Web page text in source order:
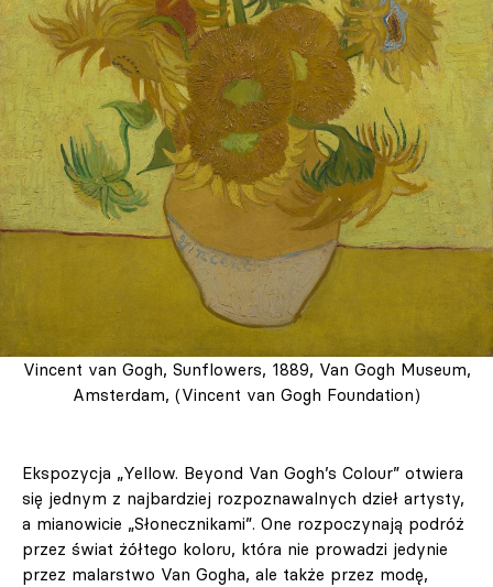
Vincent van Gogh, Sunflowers, 1889, Van Gogh Museum,
Amsterdam, (Vincent van Gogh Foundation)
Ekspozycja „Yellow. Beyond Van Gogh’s Colour” otwiera
się jednym z najbardziej rozpoznawalnych dzieł artysty,
a mianowicie „Słonecznikami”. One rozpoczynają podróż
przez świat żółtego koloru, która nie prowadzi jedynie
przez malarstwo Van Gogha, ale także przez modę,